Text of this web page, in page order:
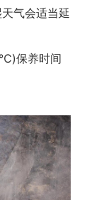
气会适当延
保养时间